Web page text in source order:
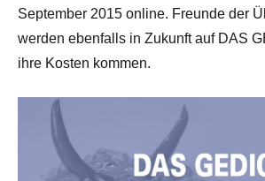
September 2015 online. Freunde der
werden ebenfalls in Zukunft auf DAS
ihre Kosten kommen.